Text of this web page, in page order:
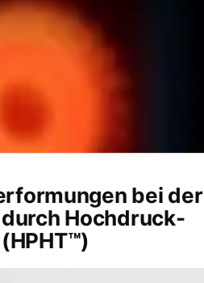
bei der
Hochdruck-